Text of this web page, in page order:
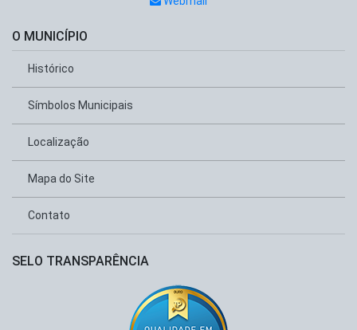
O MUNICÍPIO
Histórico
Símbolos Municipais
Localização
Mapa do Site
Contato
SELO TRANSPARÊNCIA